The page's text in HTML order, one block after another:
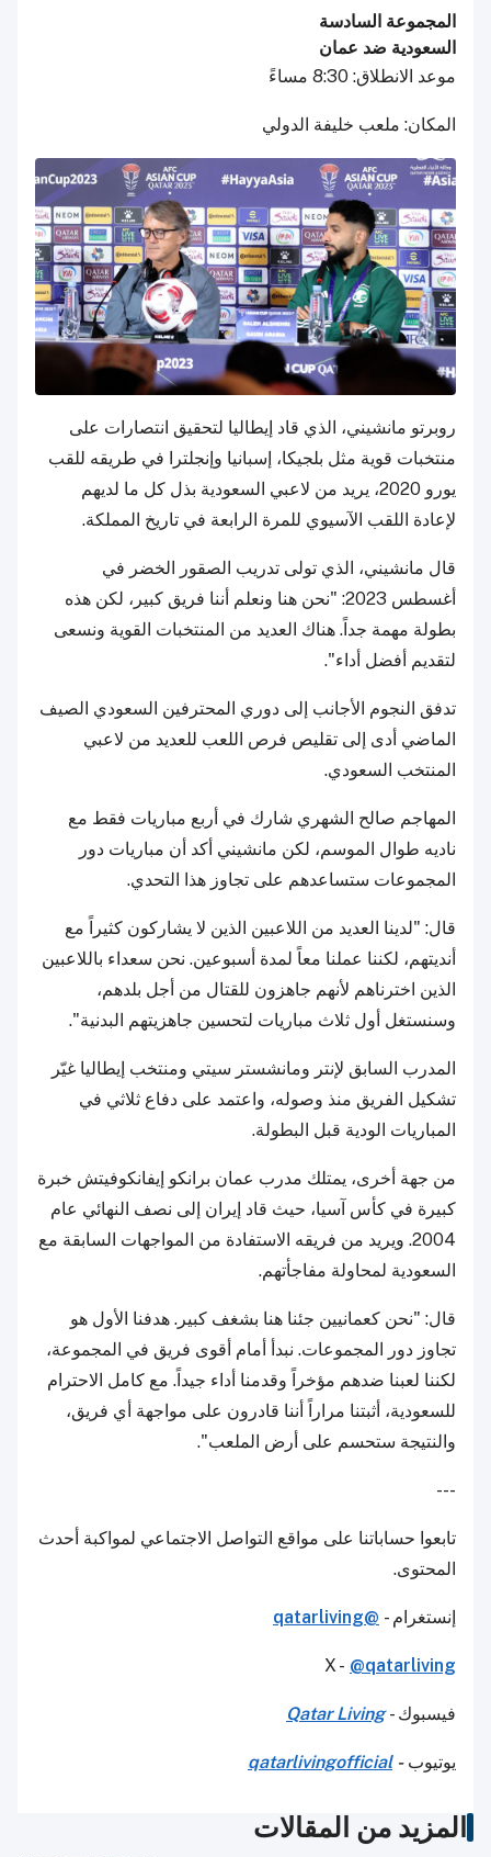
المجموعة السادسة
السعودية ضد عمان
موعد الانطلاق: 8:30 مساءً
المكان: ملعب خليفة الدولي
روبرتو مانشيني، الذي قاد إيطاليا لتحقيق انتصارات على
منتخبات قوية مثل بلجيكا، إسبانيا وإنجلترا في طريقه للقب
يورو 2020، يريد من لاعبي السعودية بذل كل ما لديهم
لإعادة اللقب الآسيوي للمرة الرابعة في تاريخ المملكة.
قال مانشيني، الذي تولى تدريب الصقور الخضر في
أغسطس 2023: "نحن هنا ونعلم أننا فريق كبير، لكن هذه
بطولة مهمة جداً. هناك العديد من المنتخبات القوية ونسعى
لتقديم أفضل أداء".
تدفق النجوم الأجانب إلى دوري المحترفين السعودي الصيف
الماضي أدى إلى تقليص فرص اللعب للعديد من لاعبي
المنتخب السعودي.
المهاجم صالح الشهري شارك في أربع مباريات فقط مع
ناديه طوال الموسم، لكن مانشيني أكد أن مباريات دور
المجموعات ستساعدهم على تجاوز هذا التحدي.
قال: "لدينا العديد من اللاعبين الذين لا يشاركون كثيراً مع
أنديتهم، لكننا عملنا معاً لمدة أسبوعين. نحن سعداء باللاعبين
الذين اخترناهم لأنهم جاهزون للقتال من أجل بلدهم،
وسنستغل أول ثلاث مباريات لتحسين جاهزيتهم البدنية".
المدرب السابق لإنتر ومانشستر سيتي ومنتخب إيطاليا غيّر
تشكيل الفريق منذ وصوله، واعتمد على دفاع ثلاثي في
المباريات الودية قبل البطولة.
من جهة أخرى، يمتلك مدرب عمان برانكو إيفانكوفيتش خبرة
كبيرة في كأس آسيا، حيث قاد إيران إلى نصف النهائي عام
2004. ويريد من فريقه الاستفادة من المواجهات السابقة مع
السعودية لمحاولة مفاجأتهم.
قال: "نحن كعمانيين جئنا هنا بشغف كبير. هدفنا الأول هو
تجاوز دور المجموعات. نبدأ أمام أقوى فريق في المجموعة،
لكننا لعبنا ضدهم مؤخراً وقدمنا أداء جيداً. مع كامل الاحترام
للسعودية، أثبتنا مراراً أننا قادرون على مواجهة أي فريق،
والنتيجة ستحسم على أرض الملعب".
---
تابعوا حساباتنا على مواقع التواصل الاجتماعي لمواكبة أحدث
المحتوى.
إنستغرام - @qatarliving
X - @qatarliving
فيسبوك -Qatar Living
يوتيوب-
qatarlivingofficial
المزيد من المقالات